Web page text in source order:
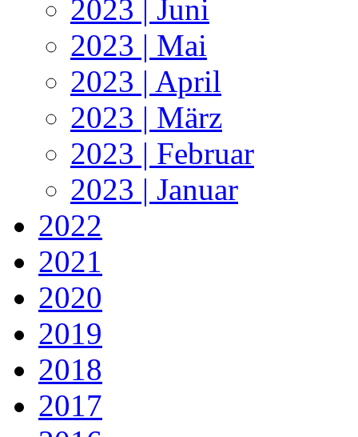
2023 | Juni
2023 | Mai
2023 | April
2023 | März
2023 | Februar
2023 | Januar
2022
2021
2020
2019
2018
2017